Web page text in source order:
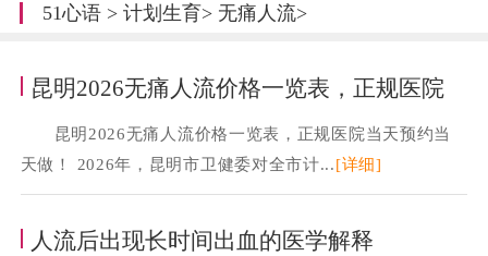
51心语> 计划生育> 无痛人流>
昆明2026无痛人流价格一览表，正规医院
昆明2026无痛人流价格一览表，正规医院当天预约当
天做！ 2026年，昆明市卫健委对全市计...[详细]
人流后出现长时间出血的医学解释